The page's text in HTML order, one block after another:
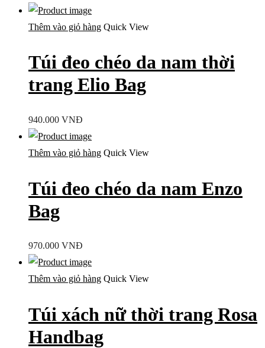
Thêm vào giỏ hàng Quick View
Túi đeo chéo da nam thời
trang Elio Bag
940.000 VNĐ
Thêm vào giỏ hàng Quick View
Túi đeo chéo da nam Enzo
Bag
970.000 VNĐ
Thêm vào giỏ hàng Quick View
Túi xách nữ thời trang Rosa
Handbag